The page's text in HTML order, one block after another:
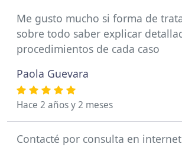
Me gusto mucho si forma de
sobre todo saber explicar
procedimientos de cada caso
Paola Guevara
Hace 2 años y 2 meses
Contacté por consulta en